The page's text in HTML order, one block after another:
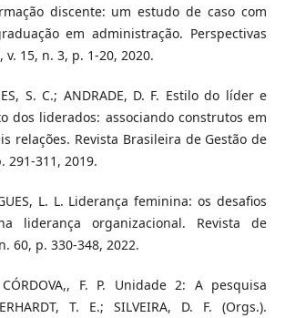
discente: um estudo de caso com
em administração. Perspectivas
v. 15, n. 3, p. 1-20, 2020.
S. C.; ANDRADE, D. F. Estilo do líder e
dos liderados: associando construtos em
relações. Revista Brasileira de Gestão de
291-311, 2019.
L. L. Liderança feminina: os desafios
liderança organizacional. Revista de
60, p. 330-348, 2022.
CÓRDOVA,, F. P. Unidade 2: A pesquisa
T. E.; SILVEIRA, D. F. (Orgs.).